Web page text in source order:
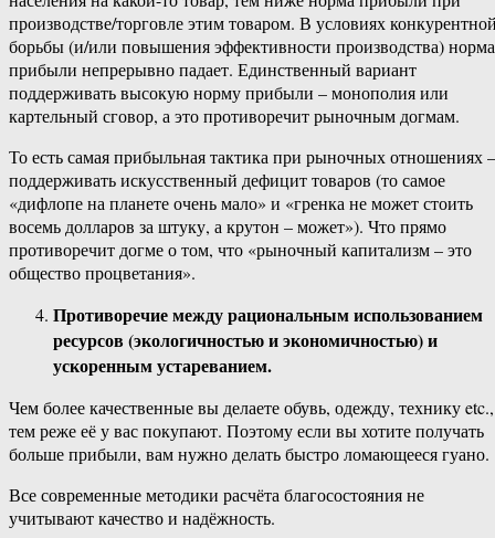
производстве/торговле этим товаром. В условиях
борьбы (и/или повышения эффективности производства) норма
прибыли непрерывно падает. Единственный вариант
поддерживать высокую норму прибыли – монополия или
картельный сговор, а это противоречит рыночным догмам.
То есть самая прибыльная тактика при рыночных отношениях –
поддерживать искусственный дефицит товаров (то самое
«дифлопе на планете очень мало» и «гренка не может стоить
восемь долларов за штуку, а крутон – может»). Что прямо
противоречит догме о том, что «рыночный капитализм – это
общество процветания».
Противоречие между рациональным использованием
ресурсов (экологичностью и экономичностью) и
ускоренным устареванием.
Чем более качественные вы делаете обувь, одежду, технику etc.,
тем реже её у вас покупают. Поэтому если вы хотите получать
больше прибыли, вам нужно делать быстро ломающееся гуано.
Все современные методики расчёта благосостояния не
учитывают качество и надёжность.